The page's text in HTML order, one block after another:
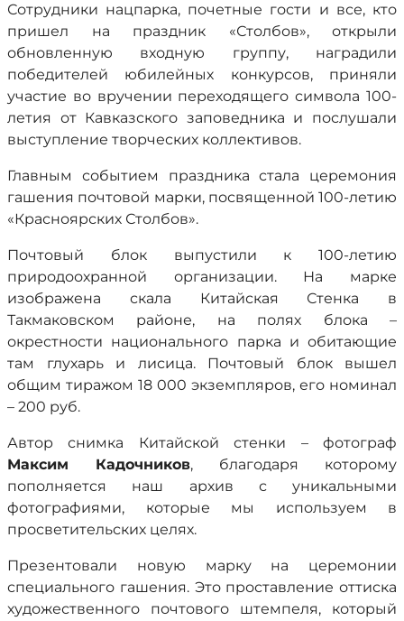
Сотрудники нацпарка, почетные гости и все, кто
пришел на праздник «Столбов», открыли
обновленную входную группу, наградили
победителей юбилейных конкурсов, приняли
участие во вручении переходящего символа 100-
летия от Кавказского заповедника и послушали
выступление творческих коллективов.
Главным событием праздника стала церемония
гашения почтовой марки, посвященной 100-летию
«Красноярских Столбов».
Почтовый блок выпустили к 100-летию
природоохранной организации. На марке
изображена скала Китайская Стенка в
Такмаковском районе, на полях блока –
окрестности национального парка и обитающие
там глухарь и лисица. Почтовый блок вышел
общим тиражом 18 000 экземпляров, его номинал
– 200 руб.
Автор снимка Китайской стенки – фотограф
Максим Кадочников, благодаря которому
пополняется наш архив с уникальными
фотографиями, которые мы используем в
просветительских целях.
Презентовали новую марку на церемонии
специального гашения. Это проставление оттиска
художественного почтового штемпеля, который